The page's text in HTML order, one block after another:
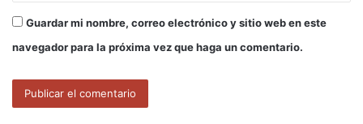
Guardar mi nombre, correo electrónico y sitio web en este
navegador para la próxima vez que haga un comentario.